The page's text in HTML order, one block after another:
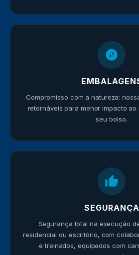
Compromisso com a natureza:
retornáveis para menor impacto ao
seu bolso.
SEGURANÇA
Segurança total na execução
residencial ou escritório, com
e treinados, equipados com